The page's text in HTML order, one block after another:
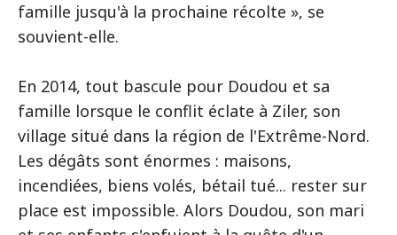
famille jusqu'à la prochaine récolte », se
souvient-elle.
En 2014, tout bascule pour Doudou et sa
famille lorsque le conflit éclate à Ziler, son
village situé dans la région de l'Extrême-Nord.
Les dégâts sont énormes : maisons,
incendiées, biens volés, bétail tué... rester sur
place est impossible. Alors Doudou, son mari